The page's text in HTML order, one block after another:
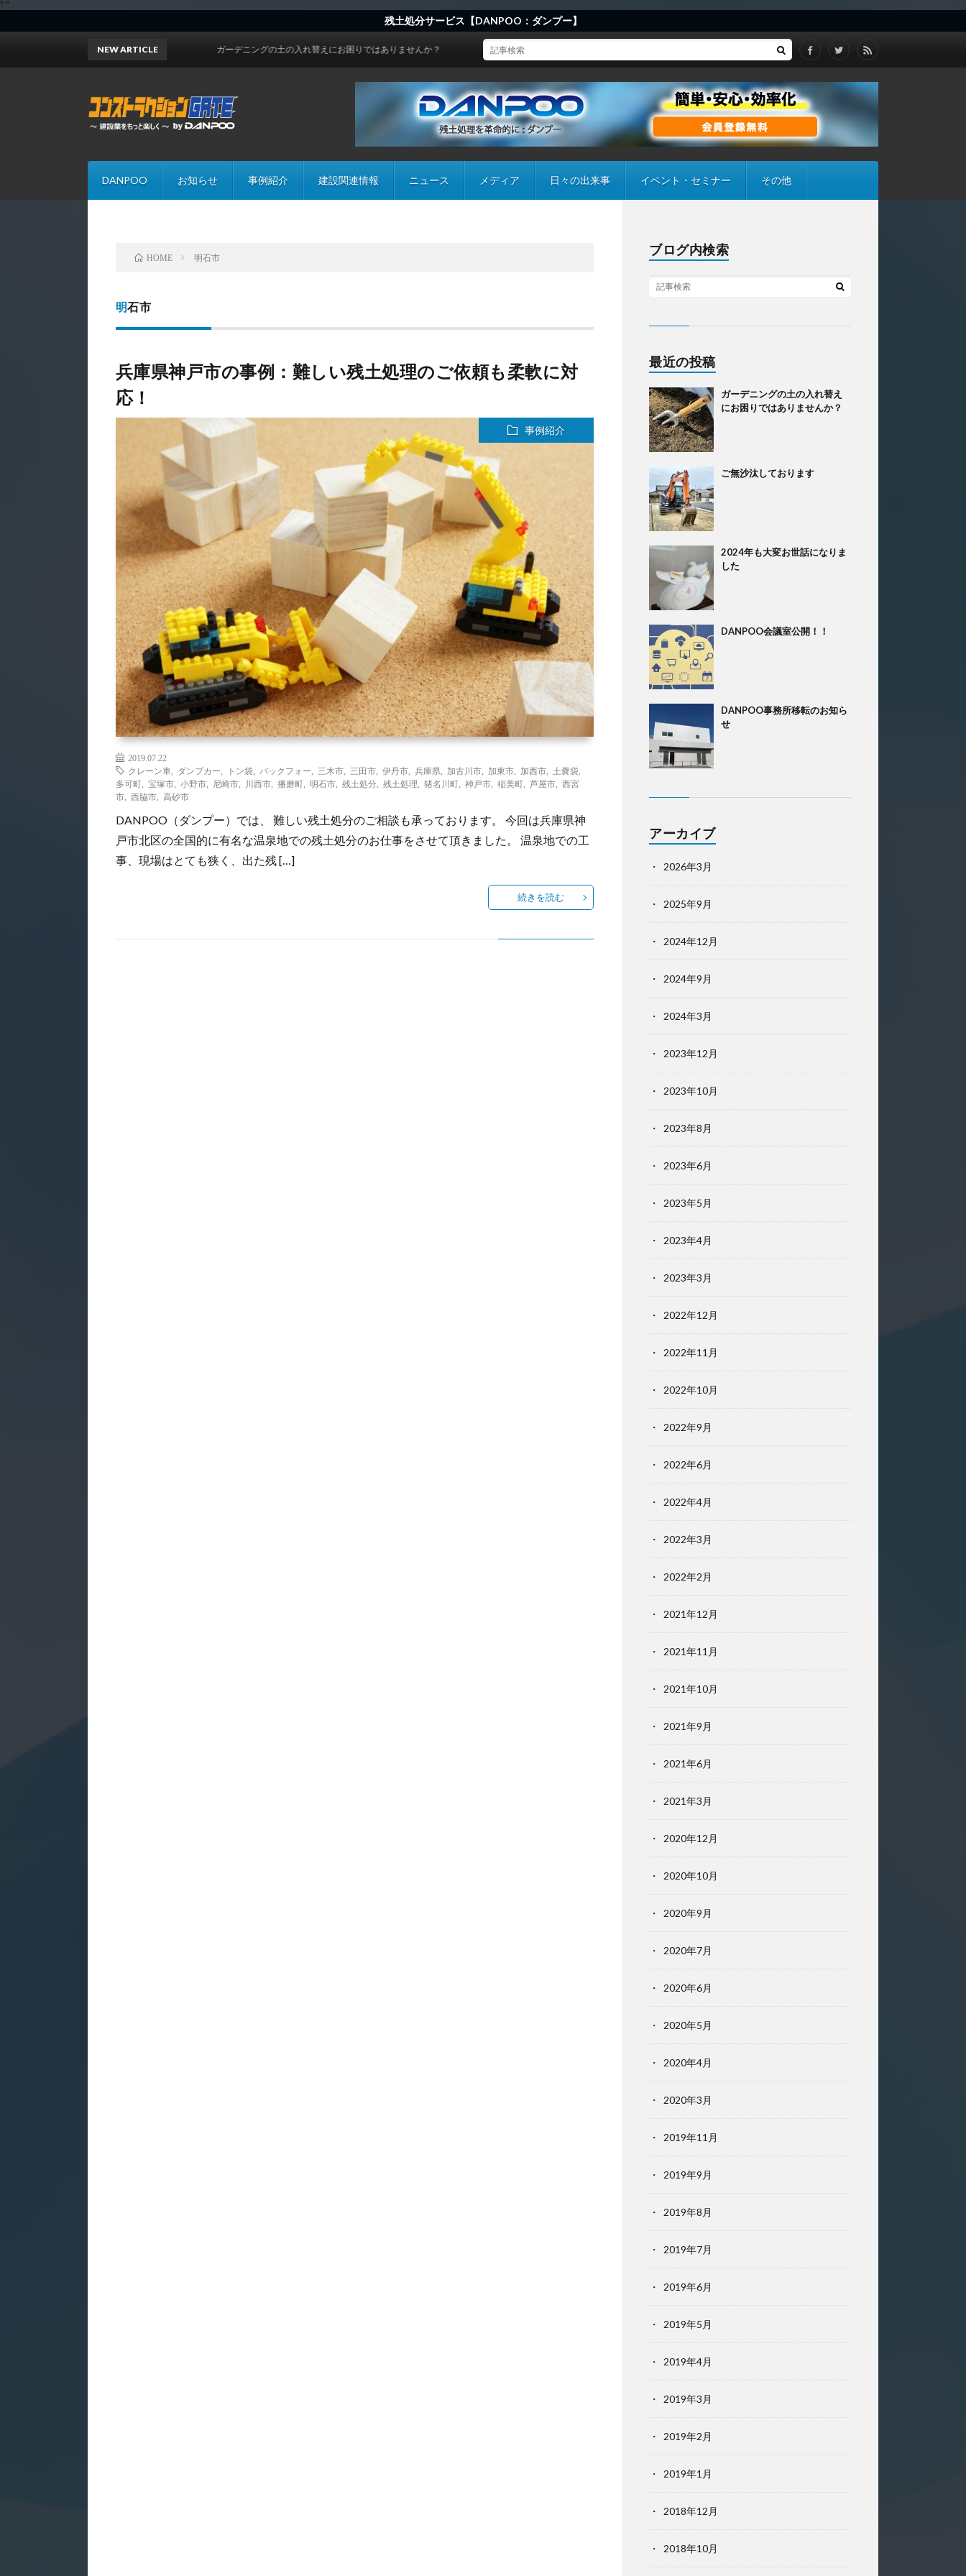
" "
残土処分サービス【DANPOO：ダンプー】
DANPOO お知らせ 事例紹介 建設関連情報 ニュース メディア 日々の出来事 イベント・セミナー その他
NEW ARTICLE ガーデニングの土の入れ替えにお困りではありませんか？
HOME 明石市
明石市
兵庫県神戸市の事例：難しい残土処理のご依頼も柔軟に対
応！
事例紹介
2019.07.22
クレーン車
ダンプカー トン袋, バックフォー 三木市, 三田市, 伊丹市, 兵庫県 加古川市, 加東市, 加西市, 土嚢袋,
多可町, 宝塚市, 小野市, 尼崎市, 川西市, 播磨町, 明石市, 残土処分, 残土処理 猪名川町, 神戸市, 稲美町, 芦屋市, 西宮
市, 西脇市, 高砂市
DANPOO（ダンプー）では、 難しい残土処分のご相談も承っております。 今回は兵庫県神
戸市北区の全国的に有名な温泉地での残土処分のお仕事をさせて頂きました。 温泉地での工
事、現場はとても狭く、出た残 […]
続きを読む
ブログ内検索
最近の投稿
ガーデニングの土の入れ替え
にお困りではありませんか？
ご無沙汰しております
2024年も大変お世話になりま
した
DANPOO会議室公開！！
DANPOO事務所移転のお知ら
せ
アーカイブ
2026年3月
2025年9月
2024年12月
2024年9月
2024年3月
2023年12月
2023年10月
2023年8月
2023年6月
2023年5月
2023年4月
2023年3月
2022年12月
2022年11月
2022年10月
2022年9月
2022年6月
2022年4月
2022年3月
2022年2月
2021年12月
2021年11月
2021年10月
2021年9月
2021年6月
2021年3月
2020年12月
2020年10月
2020年9月
2020年7月
2020年6月
2020年5月
2020年4月
2020年3月
2019年11月
2019年9月
2019年8月
2019年7月
2019年6月
2019年5月
2019年4月
2019年3月
2019年2月
2019年1月
2018年12月
2018年10月